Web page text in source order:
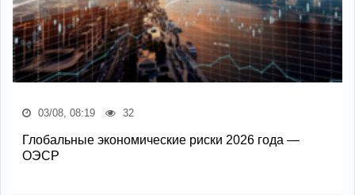
03/08, 08:19 32
Глобальные экономические риски 2026 года —
ОЭСР